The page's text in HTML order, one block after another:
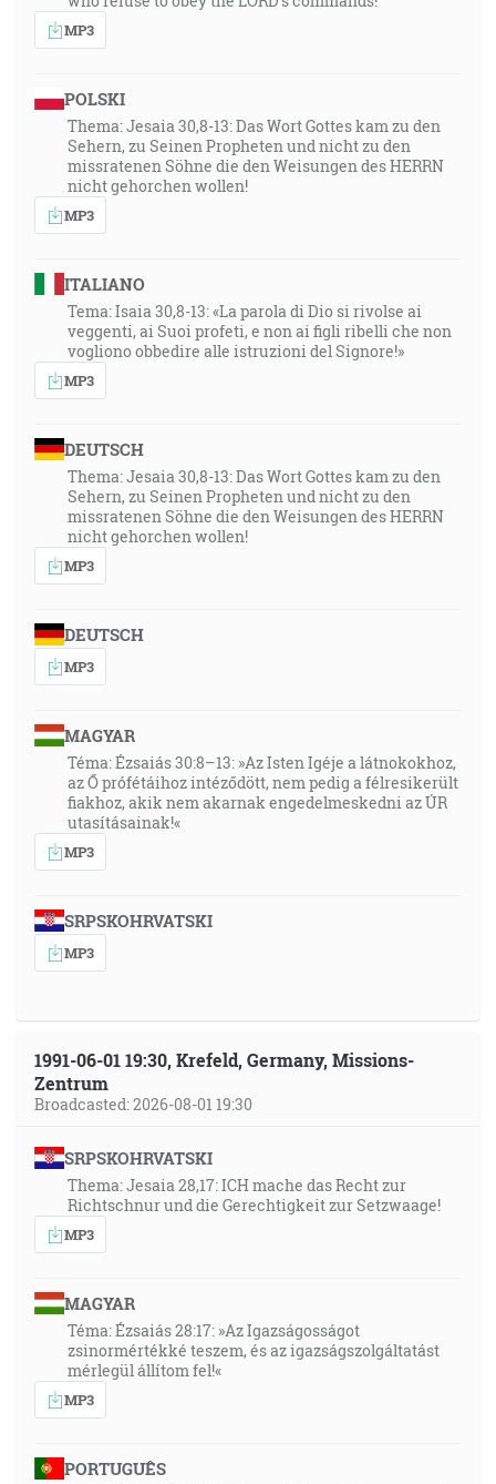
MP3
POLSKI
Thema: Jesaia 30,8-13: Das Wort Gottes kam zu den
Sehern, zu Seinen Propheten und nicht zu den
missratenen Söhne die den Weisungen des HERRN
nicht gehorchen wollen!
MP3
ITALIANO
Tema: Isaia 30,8-13: «La parola di Dio si rivolse ai
veggenti, ai Suoi profeti, e non ai figli ribelli che non
vogliono obbedire alle istruzioni del Signore!»
MP3
DEUTSCH
Thema: Jesaia 30,8-13: Das Wort Gottes kam zu den
Sehern, zu Seinen Propheten und nicht zu den
missratenen Söhne die den Weisungen des HERRN
nicht gehorchen wollen!
MP3
DEUTSCH
MP3
MAGYAR
Téma: Ézsaiás 30:8–13: »Az Isten Igéje a látnokokhoz,
az Ő prófétáihoz intéződött, nem pedig a félresikerült
fiakhoz, akik nem akarnak engedelmeskedni az ÚR
utasításainak!«
MP3
SRPSKOHRVATSKI
MP3
1991-06-01 19:30, Krefeld, Germany, Missions-
Zentrum
Broadcasted: 2026-08-01 19:30
SRPSKOHRVATSKI
Thema: Jesaia 28,17: ICH mache das Recht zur
Richtschnur und die Gerechtigkeit zur Setzwaage!
MP3
MAGYAR
Téma: Ézsaiás 28:17: »Az Igazságosságot
zsinormértékké teszem, és az igazságszolgáltatást
mérlegül állítom fel!«
MP3
PORTUGUÊS